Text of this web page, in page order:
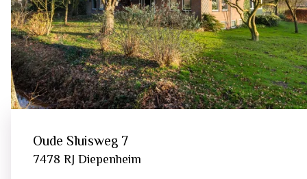
Oude Sluisweg 7
7478 RJ Diepenheim